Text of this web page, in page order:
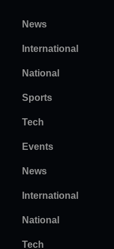
News
International
National
Sports
Tech
Events
News
International
National
Tech